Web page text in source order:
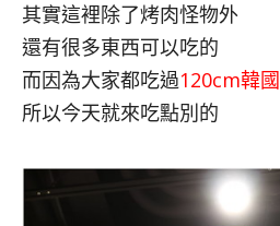
其實這裡除了烤肉怪物外
還有很多東西可以吃的
而因為大家都吃過120cm韓
所以今天就來吃點別的